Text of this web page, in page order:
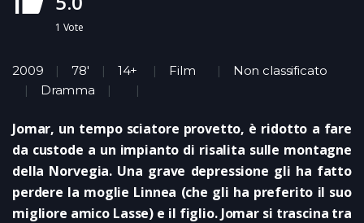
1 Vote
2009 78' 14+ Film
Non classificato
Dramma
Jomar, un tempo sciatore provetto, è ridotto a fare
da custode a un impianto di risalita sulle montagne
della Norvegia. Una grave depressione gli ha fatto
perdere la moglie Linnea (che gli ha preferito il suo
migliore amico Lasse) e il figlio. Jomar si trascina tra